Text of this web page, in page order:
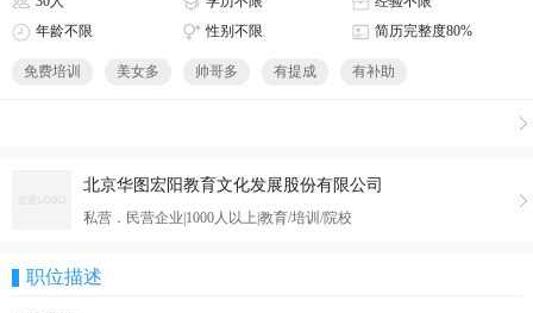
年龄不限
性别不限 简历完整度80%
免费培训 美女多 帅哥多 有提成 有补助
北京华图宏阳教育文化发展股份有限公司
私营．民营企业|1000人以上|教育/培训/院校
职位描述